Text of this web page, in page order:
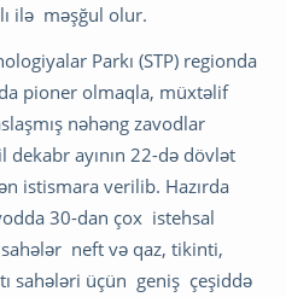
ilə məşğul olur.
Parkı (STP) regionda
pioner olmaqla, müxtəlif
nəhəng zavodlar
ayının 22-də dövlət
istismara verilib. Hazırda
30-dan çox istehsal
neft və qaz, tikinti,
sahələri üçün geniş çeşiddə